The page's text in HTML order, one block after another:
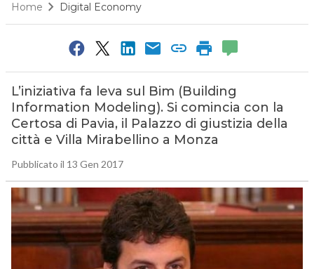
Home Digital Economy
L’iniziativa fa leva sul Bim (Building
Information Modeling). Si comincia con la
Certosa di Pavia, il Palazzo di giustizia della
città e Villa Mirabellino a Monza
Pubblicato il 13 Gen 2017